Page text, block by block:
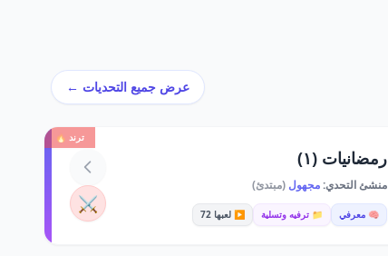
عرض جميع التحديات ←
ترند 🔥
رمضانيات (١)
منشئ التحدي:مجهول (مبتدئ)
🧠 معرفي 📁 ترفيه وتسلية ▶️ لعبها 72 ⚔️